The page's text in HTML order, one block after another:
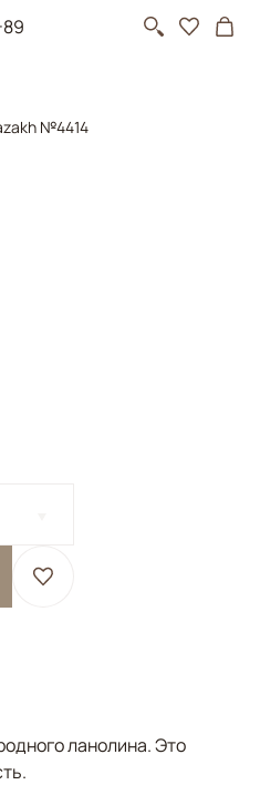
№4414
ланолина. Это